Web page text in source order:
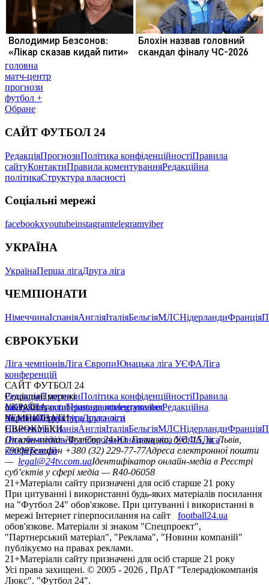
головна
матч-центр
прогнози
футбол +
Обране
САЙТ ФУТБОЛ 24
РедакціяПрогнозиПолітика конфіденційностіПравила
сайтуКонтактиПравила коментуванняРедакційна
політикаСтруктура власності
Соціальні мережі
facebookxyoutubeinstagramtelegramviber
УКРАЇНА
УкраїнаПерша лігаДруга ліга
ЧЕМПІОНАТИ
НімеччинаІспаніяАнгліяІталіяБельгіяМЛСНідерландиФранція
ЄВРОКУБКИ
Ліга чемпіонівЛіга ЄвропиЮнацька ліга УЄФАЛіга
конференцій
САЙТ ФУТБОЛ 24
РедакціяПрогнозиПолітика конфіденційностіПравила
сайтуКонтактиПравила коментуванняРедакційна
політикаСтруктура власності
Соціальні мережі
facebookxyoutubeinstagramtelegramviber
УКРАЇНА
УкраїнаПерша лігаДруга ліга
ЧЕМПІОНАТИ
НімеччинаІспаніяАнгліяІталіяБельгіяМЛСНідерландиФранція
ЄВРОКУБКИ
Ліга чемпіонівЛіга ЄвропиЮнацька ліга УЄФАЛіга
конференцій
Онлайн-медіа «Футбол 24»пл. Галицька, буд. 15, м. Львів,
79008Телефон +380 (32) 229-77-77Адреса електронної пошти
— legal@24tv.com.uaІдентифікатор онлайн-медіа в Реєстрі
суб’єктів у сфері медіа — R40-06058
21+Матеріали сайту призначені для осіб старше 21 року
При цитуванні і використанні будь-яких матеріалів посилання
на "Футбол 24" обов'язкове. При цитуванні і використанні в
мережі Інтернет гіперпосилання на сайт
football24.ua
обов'язкове. Матеріали зі знаком "Спецпроект",
"Партнерський матеріал", "Реклама", "Новини компаній"
публікуємо на правах реклами.
21+Матеріали сайту призначені для осіб старше 21 року
Усi права захищенi. © 2005 - 2026 , ПрАТ "Телерадіокомпанія
Люкс". "Футбол 24".